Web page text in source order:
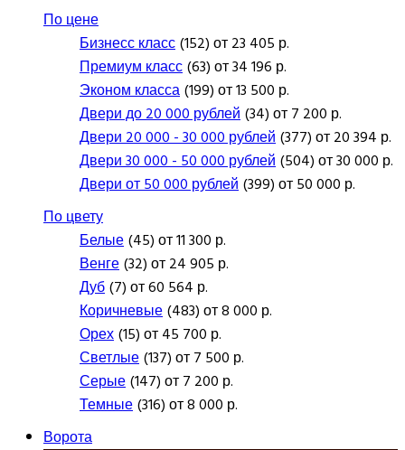
По цене
Бизнесс класс(152) от 23 405 р.
Премиум класс(63) от 34 196 р.
Эконом класса(199) от 13 500 р.
Двери до 20 000 рублей(34) от 7 200 р.
Двери 20 000 - 30 000 рублей(377) от 20 394 р.
Двери 30 000 - 50 000 рублей(504) от 30 000 р.
Двери от 50 000 рублей(399) от 50 000 р.
По цвету
Белые(45) от 11 300 р.
Венге(32) от 24 905 р.
Дуб(7) от 60 564 р.
Коричневые(483) от 8 000 р.
Орех(15) от 45 700 р.
Светлые(137) от 7 500 р.
Серые(147) от 7 200 р.
Темные(316) от 8 000 р.
Ворота